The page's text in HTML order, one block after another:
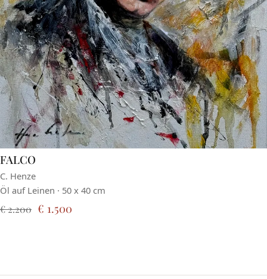
FALCO
C. Henze
Öl auf Leinen · 50 x 40 cm
€ 2.200 € 1.500